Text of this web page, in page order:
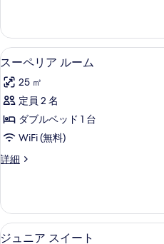
bed)
の
す
べ
て
の
写
真
示
す
bed)
の
詳
細
べ
て
の
写
真
を
表
示
ル
ー
ム
詳
細
ス
ー
ペ
リ
ア
ル
ー
の
す
べ
18
スーペリア ルーム
25 ㎡
定員 2 名
ダブルベッド 1 台
WiFi (無料)
詳細
ス
ア
ル
ー
ジ 7
ジュニア スイート